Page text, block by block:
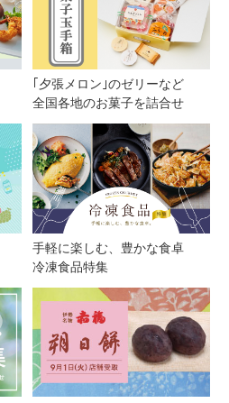
｢夕張メロン｣のゼリーなど
全国各地のお菓子を詰合せ
手軽に楽しむ、豊かな食卓
冷凍食品特集